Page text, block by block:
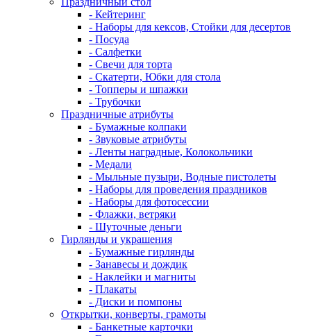
- Кейтеринг
- Наборы для кексов, Стойки для десертов
- Посуда
- Салфетки
- Свечи для торта
- Скатерти, Юбки для стола
- Топперы и шпажки
- Трубочки
Праздничные атрибуты
- Бумажные колпаки
- Звуковые атрибуты
- Ленты наградные, Колокольчики
- Медали
- Мыльные пузыри, Водные пистолеты
- Наборы для проведения праздников
- Наборы для фотосессии
- Флажки, ветряки
- Шуточные деньги
Гирлянды и украшения
- Бумажные гирлянды
- Занавесы и дождик
- Наклейки и магниты
- Плакаты
- Диски и помпоны
Открытки, конверты, грамоты
- Банкетные карточки